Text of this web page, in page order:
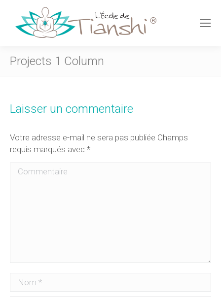
Projects 1 Column
Laisser un commentaire
Votre adresse e-mail ne sera pas publiée Champs
requis marqués avec *
Commentaire
Nom *